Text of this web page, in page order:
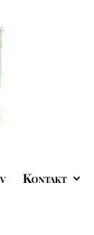
Kontakt